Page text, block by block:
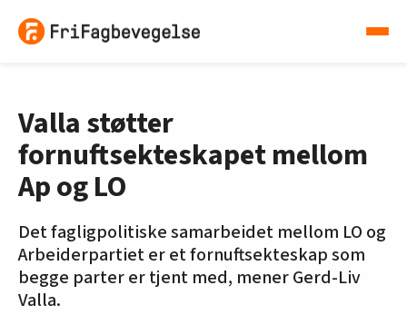
Valla støtter
fornuftsekteskapet mellom
Ap og LO
Det fagligpolitiske samarbeidet mellom LO og
Arbeiderpartiet er et fornuftsekteskap som
begge parter er tjent med, mener Gerd-Liv
Valla.